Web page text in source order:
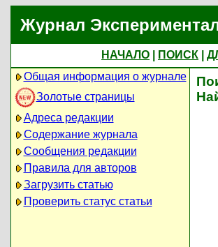
Журнал
НАЧАЛО ПОИСК
Общая информация о журнале
Золотые страницы
Адреса редакции
Содержание журнала
Сообщения редакции
Правила для авторов
Загрузить статью
Проверить статус статьи